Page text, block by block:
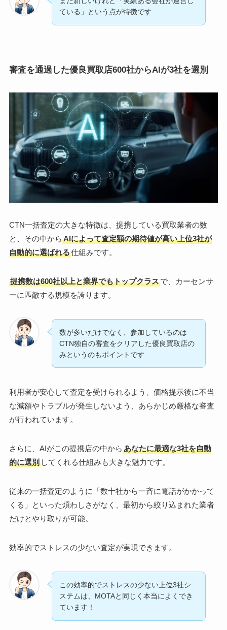
ている」という点が特徴です
審査を通過した優良買取店600社からAIが3社を選別
CTN一括査定の大きな特徴は、提携している買取業者の数
と、その中から AIによって査定額の期待値が高い上位3社が
自動的に選ばれる仕組みです。
提携数は600社以上と業界でもトップクラスで、カーセンサ
ーに匹敵する規模を誇ります。
数が多いだけでなく、参加しているのは
CTN独自の審査をクリアした優良買取店の
みというのもポイントです
利用者が安心して査定を受けられるよう、価格提示後に不当
な減額やトラブルが発生しないよう、あらかじめ厳格な審査
が行われています。
さらに、AIがこの提携店の中から あなたに最適な3社を自動
的に選別してくれる仕組みも大きな魅力です。
従来の一括査定のように「数十社から一斉に電話がかかって
くる」といった煩わしさがなく、最初から絞り込まれた業者
だけとやり取りが可能。
効率的でストレスの少ない査定が実現できます。
この効率的でストレスの少ない上位3社シ
ステムは、MOTAと同じく本当によくでき
ています！